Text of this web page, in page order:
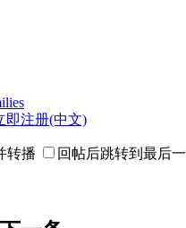
即注册(中文)
转播 回帖后跳转到最后